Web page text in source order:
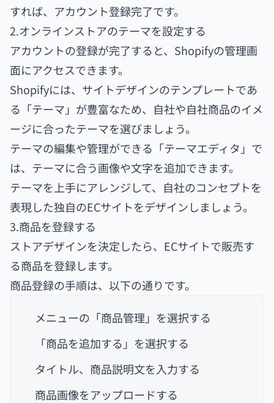
すれば、アカウント登録完了です。
2.オンラインストアのテーマを設定する
アカウントの登録が完了すると、Shopifyの管理画
面にアクセスできます。
Shopifyには、サイトデザインのテンプレートであ
る「テーマ」が豊富なため、自社や自社商品のイメ
ージに合ったテーマを選びましょう。
テーマの編集や管理ができる「テーマエディタ」で
は、テーマに合う画像や文字を追加できます。
テーマを上手にアレンジして、自社のコンセプトを
表現した独自のECサイトをデザインしましょう。
3.商品を登録する
ストアデザインを決定したら、ECサイトで販売す
る商品を登録します。
商品登録の手順は、以下の通りです。
メニューの「商品管理」を選択する
「商品を追加する」を選択する
タイトル、商品説明文を入力する
商品画像をアップロードする